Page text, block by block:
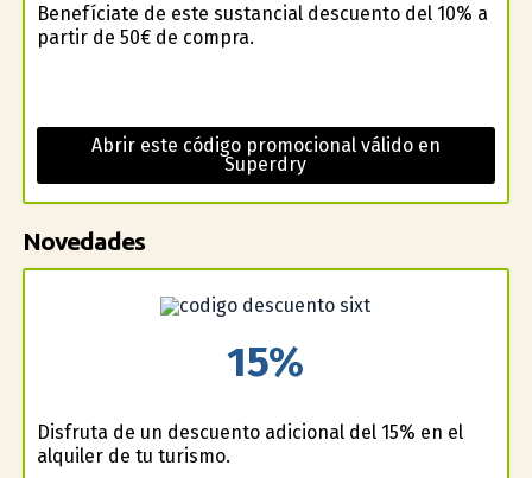
Benefíciate de este sustancial descuento del 10% a
partir de 50€ de compra.
Abrir este código promocional válido en
Superdry
Novedades
15%
Disfruta de un descuento adicional del 15% en el
alquiler de tu turismo.